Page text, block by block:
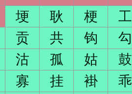
埂 耿 梗 工
贡 共 钩 勾
沽 孤 姑 鼓
寡 挂 褂 乖